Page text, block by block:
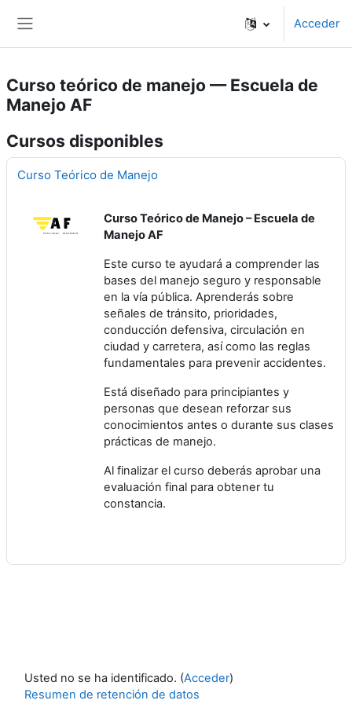
Acceder
Curso teórico de manejo — Escuela de
Manejo AF
Cursos disponibles
Curso Teórico de Manejo
Curso Teórico de Manejo – Escuela de
Manejo AF
Este curso te ayudará a comprender las
bases del manejo seguro y responsable
en la vía pública. Aprenderás sobre
señales de tránsito, prioridades,
conducción defensiva, circulación en
ciudad y carretera, así como las reglas
fundamentales para prevenir accidentes.
Está diseñado para principiantes y
personas que desean reforzar sus
conocimientos antes o durante sus clases
prácticas de manejo.
Al finalizar el curso deberás aprobar una
evaluación final para obtener tu
constancia.
Usted no se ha identificado. (Acceder)
Resumen de retención de datos